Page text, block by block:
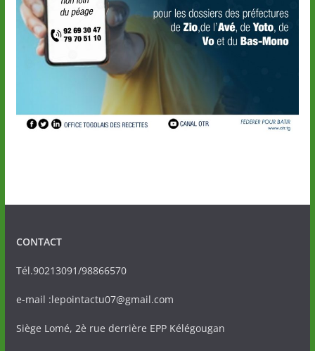
CONTACT
Tél.90213091/98866570
e-mail :lepointactu07@gmail.com
Siège Lomé, 2è rue derrière EPP Kélégougan